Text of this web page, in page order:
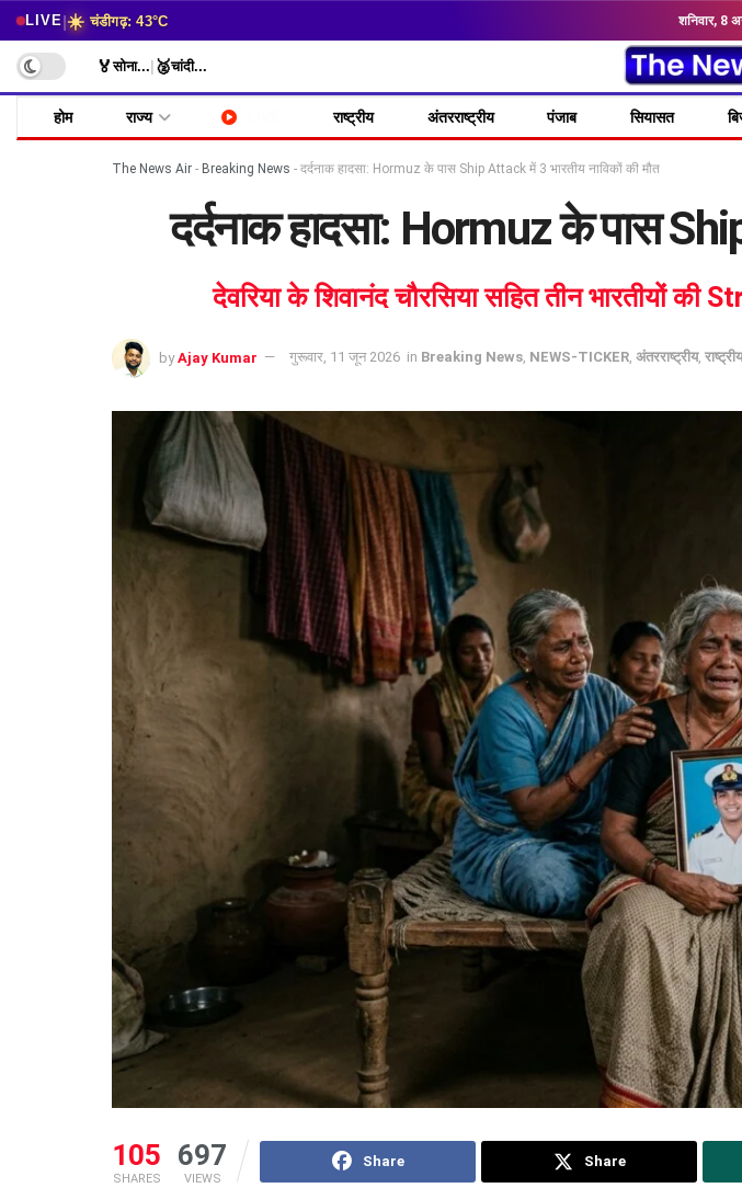
LIVE|☀️ चंडीगढ़: 43°C शनिवार, 8
🏅सोना... 🥈चांदी...
होम राज्य राष्ट्रीय अंतरराष्ट्रीय पंजाब सियासत
The News Air - Breaking News - दर्दनाक हादसा: Hormuz के पास Ship Attack में 3 भारतीय नाविकों की मौत
दर्दनाक हादसा: Hormuz के पास
देवरिया के शिवानंद चौरसिया सहित तीन भारतीयों
by Ajay Kumar गुरूवार, 11 जून 2026 in Breaking News, NEWS-TICKER, अंतरराष्ट्रीय, राष्ट्रीय
105
SHARES
697
VIEWS
Share Share